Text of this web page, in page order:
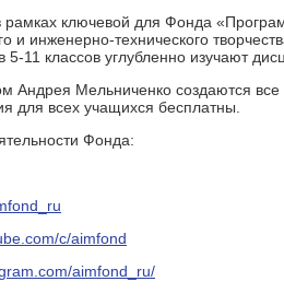
рамках ключевой для Фонда
и инженерно-технического
5-11 классов углубленно изучают
Андрея Мельниченко создаются
для всех учащихся бесплатны.
Фонда:
c/aimfond
aimfond_ru/